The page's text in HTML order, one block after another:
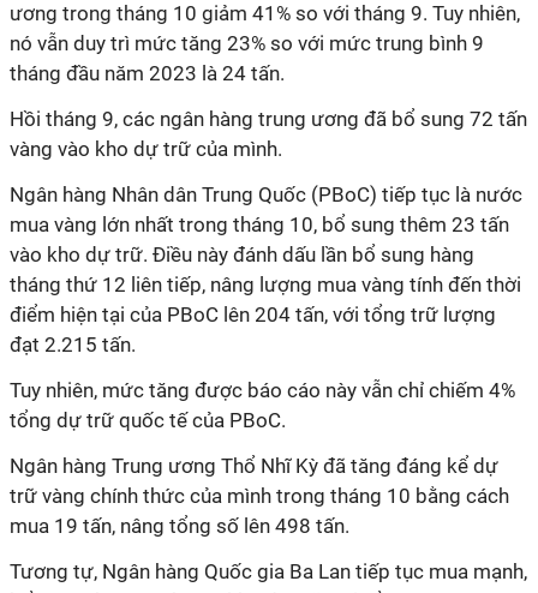
ương trong tháng 10 giảm 41% so với tháng 9. Tuy nhiên,
nó vẫn duy trì mức tăng 23% so với mức trung bình 9
tháng đầu năm 2023 là 24 tấn.
Hồi tháng 9, các ngân hàng trung ương đã bổ sung 72 tấn
vàng vào kho dự trữ của mình.
Ngân hàng Nhân dân Trung Quốc (PBoC) tiếp tục là nước
mua vàng lớn nhất trong tháng 10, bổ sung thêm 23 tấn
vào kho dự trữ. Điều này đánh dấu lần bổ sung hàng
tháng thứ 12 liên tiếp, nâng lượng mua vàng tính đến thời
điểm hiện tại của PBoC lên 204 tấn, với tổng trữ lượng
đạt 2.215 tấn.
Tuy nhiên, mức tăng được báo cáo này vẫn chỉ chiếm 4%
tổng dự trữ quốc tế của PBoC.
Ngân hàng Trung ương Thổ Nhĩ Kỳ đã tăng đáng kể dự
trữ vàng chính thức của mình trong tháng 10 bằng cách
mua 19 tấn, nâng tổng số lên 498 tấn.
Tương tự, Ngân hàng Quốc gia Ba Lan tiếp tục mua mạnh,